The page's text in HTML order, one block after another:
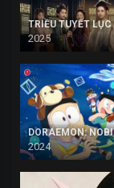
TRIỀU TUYẾT LỤC
2025
DORAEMON:
2024